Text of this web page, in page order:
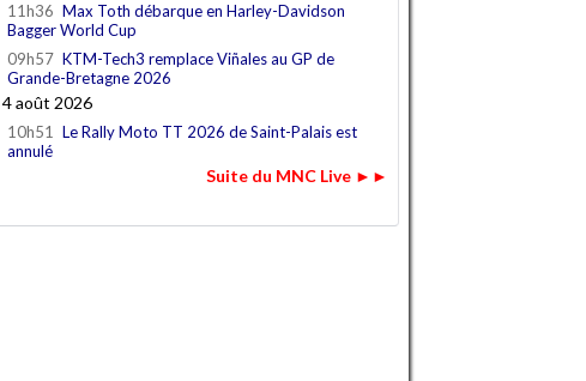
11h36 Max Toth débarque en Harley-Davidson
Bagger World Cup
09h57 KTM-Tech3 remplace Viñales au GP de
Grande-Bretagne 2026
4 août 2026
10h51 Le Rally Moto TT 2026 de Saint-Palais est
annulé
Suite du MNC Live ►►